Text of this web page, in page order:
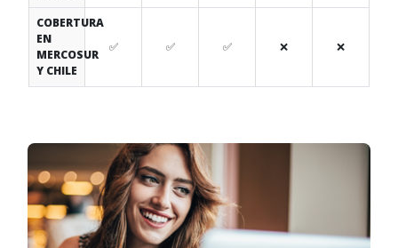
COBERTURA
EN
MERCOSUR
Y CHILE
✅ ✅ ✅ ❌ ❌